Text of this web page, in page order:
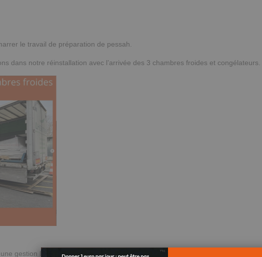
le travail de préparation de pessah.
dans notre réinstallation avec l’arrivée des 3 chambres froides et congélateurs.
gestion logistique ! On vous partage un peu nos coulisses aujourd’hui 🙂